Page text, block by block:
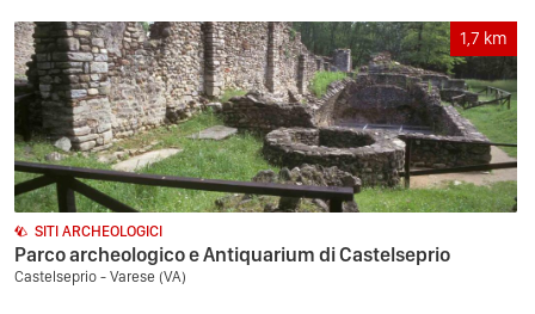
1,7 km
SITI ARCHEOLOGICI
Parco archeologico e Antiquarium di Castelseprio
Castelseprio - Varese (VA)